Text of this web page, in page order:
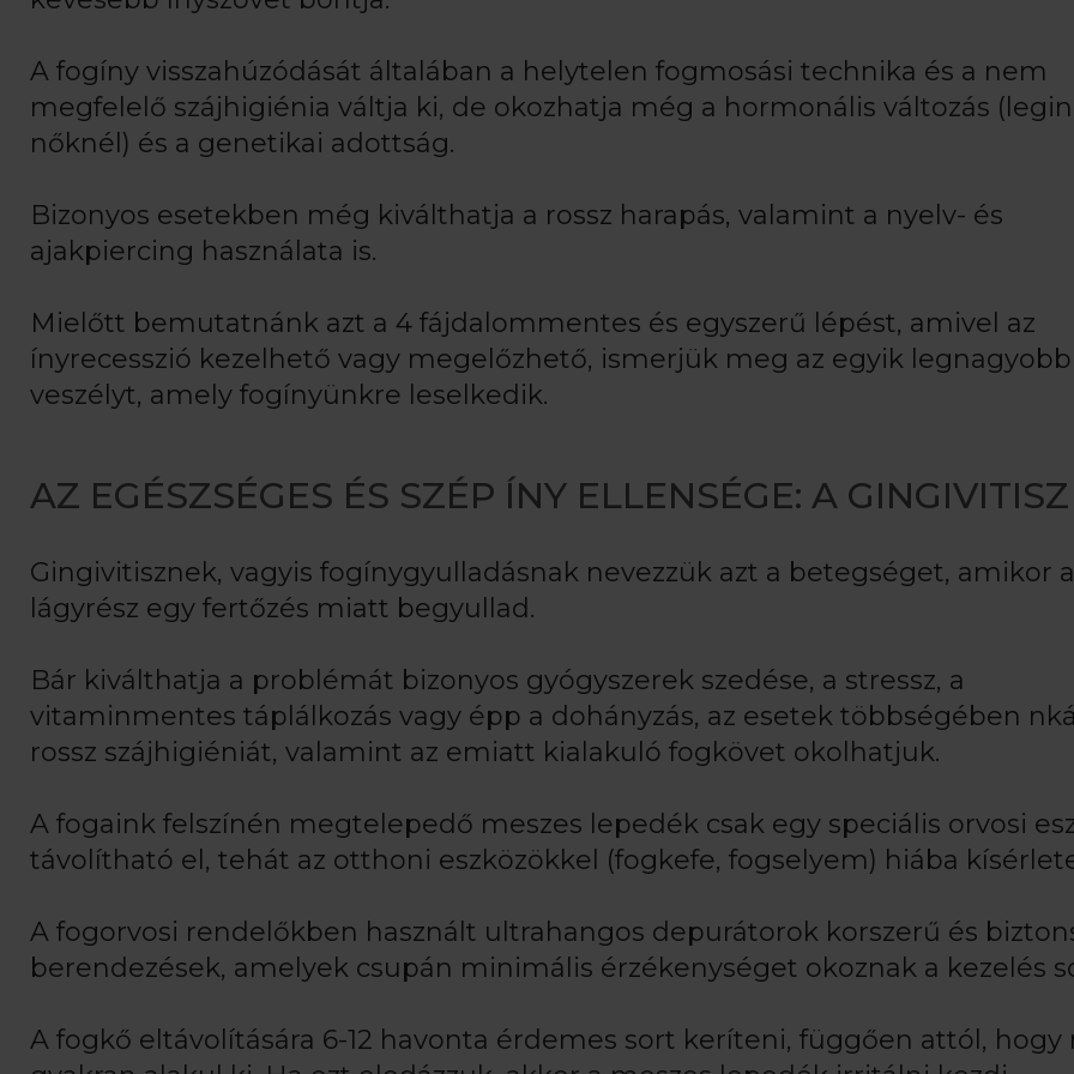
A fogíny visszahúzódását általában a helytelen fogmosási technika és a nem
megfelelő szájhigiénia váltja ki, de okozhatja még a hormonális változás
nőknél) és a genetikai adottság.
Bizonyos esetekben még kiválthatja a rossz harapás, valamint a nyelv- és
ajakpiercing használata is.
Mielőtt bemutatnánk azt a 4 fájdalommentes és egyszerű lépést, amivel az
ínyrecesszió kezelhető vagy megelőzhető, ismerjük meg az egyik legnagyobb
veszélyt, amely fogínyünkre leselkedik.
AZ EGÉSZSÉGES ÉS SZÉP ÍNY ELLENSÉGE: A GINGIVITISZ
Gingivitisznek, vagyis fogínygyulladásnak nevezzük azt a betegséget, amikor a
lágyrész egy fertőzés miatt begyullad.
Bár kiválthatja a problémát bizonyos gyógyszerek szedése, a stressz, a
vitaminmentes táplálkozás vagy épp a dohányzás, az esetek többségében
rossz szájhigiéniát, valamint az emiatt kialakuló fogkövet okolhatjuk.
A fogaink felszínén megtelepedő meszes lepedék csak egy speciális orvosi
távolítható el, tehát az otthoni eszközökkel (fogkefe, fogselyem) hiába
A fogorvosi rendelőkben használt ultrahangos depurátorok korszerű és
berendezések, amelyek csupán minimális érzékenységet okoznak a kezelés
A fogkő eltávolítására 6-12 havonta érdemes sort keríteni, függően attól, hogy